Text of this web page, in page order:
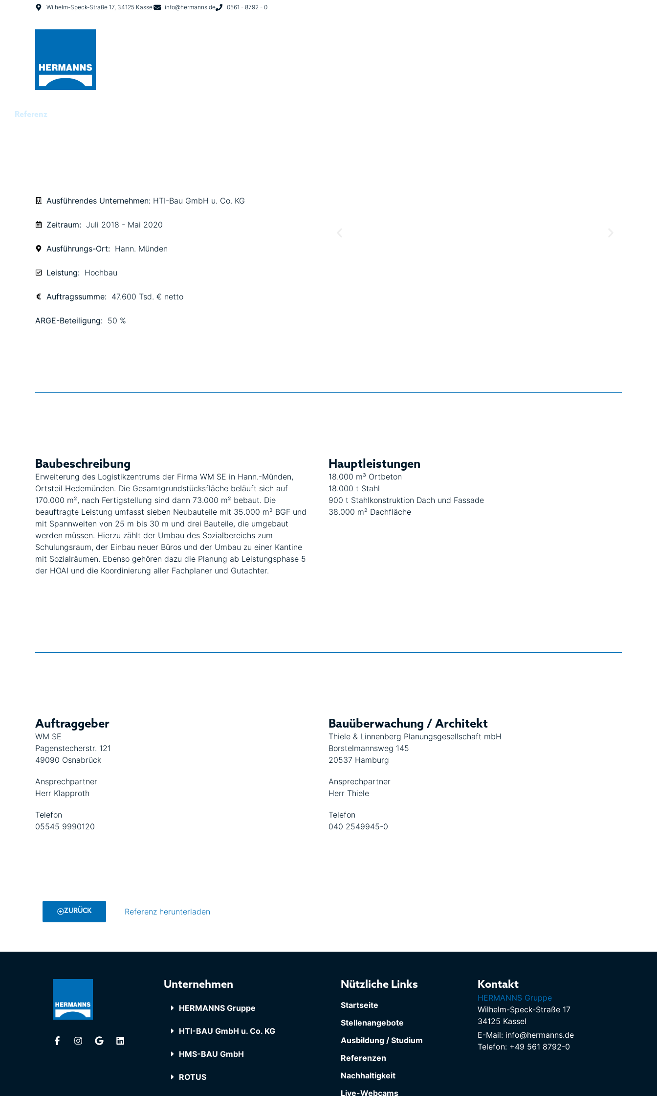
Wilhelm-Speck-Straße 17, 34125 Kassel info@hermanns.de 0561 - 8792 - 0
Referenz
Ausführendes Unternehmen: HTI-Bau GmbH u. Co. KG
Zeitraum:Juli 2018 - Mai 2020
Ausführungs-Ort:Hann. Münden
Leistung: Hochbau
Auftragssumme:47.600 Tsd. € netto
ARGE-Beteiligung: 50 %
Baubeschreibung
Erweiterung des Logistikzentrums der Firma WM SE in Hann.-Münden,
Ortsteil Hedemünden. Die Gesamtgrundstücksfläche beläuft sich auf
170.000 m², nach Fertigstellung sind dann 73.000 m² bebaut. Die
beauftragte Leistung umfasst sieben Neubauteile mit 35.000 m² BGF und
mit Spannweiten von 25 m bis 30 m und drei Bauteile, die umgebaut
werden müssen. Hierzu zählt der Umbau des Sozialbereichs zum
Schulungsraum, der Einbau neuer Büros und der Umbau zu einer Kantine
mit Sozialräumen. Ebenso gehören dazu die Planung ab Leistungsphase 5
der HOAI und die Koordinierung aller Fachplaner und Gutachter.
Hauptleistungen
18.000 m³ Ortbeton
18.000 t Stahl
900 t Stahlkonstruktion Dach und Fassade
38.000 m² Dachfläche
Auftraggeber
WM SE
Pagenstecherstr. 121
49090 Osnabrück
Ansprechpartner
Herr Klapproth
Telefon
05545 9990120
Bauüberwachung / Architekt
Thiele & Linnenberg Planungsgesellschaft mbH
Borstelmannsweg 145
20537 Hamburg
Ansprechpartner
Herr Thiele
Telefon
040 2549945-0
ZURÜCK Referenz herunterladen
Unternehmen
HERMANNS Gruppe
HTI-BAU GmbH u. Co. KG
HMS-BAU GmbH
ROTUS
Nützliche Links
Startseite
Stellenangebote
Ausbildung / Studium
Referenzen
Nachhaltigkeit
Live-Webcams
Kontakt
HERMANNS Gruppe
Wilhelm-Speck-Straße 17
34125 Kassel
E-Mail: info@hermanns.de
Telefon: +49 561 8792-0